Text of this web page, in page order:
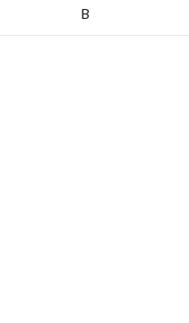
B